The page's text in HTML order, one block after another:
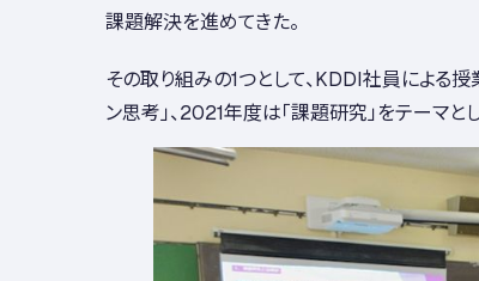
課題解決を進めてきた。
その取り組みの1つとして、KDDI社員によ
ン思考」、2021年度は「課題研究」をテーマ